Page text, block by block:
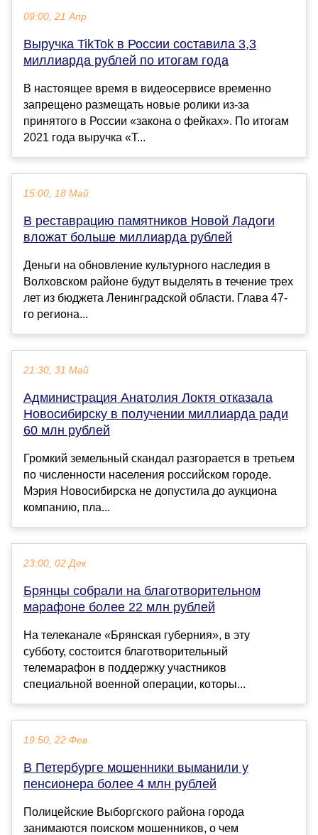
09:00, 21 Апр
Выручка TikTok в России составила 3,3
миллиарда рублей по итогам года
В настоящее время в видеосервисе временно
запрещено размещать новые ролики из-за
принятого в России «закона о фейках». По итогам
2021 года выручка «Т...
15:00, 18 Май
В реставрацию памятников Новой Ладоги
вложат больше миллиарда рублей
Деньги на обновление культурного наследия в
Волховском районе будут выделять в течение трех
лет из бюджета Ленинградской области. Глава 47-
го региона...
21:30, 31 Май
Администрация Анатолия Локтя отказала
Новосибирску в получении миллиарда ради
60 млн рублей
Громкий земельный скандал разгорается в третьем
по численности населения российском городе.
Мэрия Новосибирска не допустила до аукциона
компанию, пла...
23:00, 02 Дек
Брянцы собрали на благотворительном
марафоне более 22 млн рублей
На телеканале «Брянская губерния», в эту
субботу, состоится благотворительный
телемарафон в поддержку участников
специальной военной операции, которы...
19:50, 22 Фев
В Петербурге мошенники выманили у
пенсионера более 4 млн рублей
Полицейские Выборгского района города
занимаются поиском мошенников, о чем